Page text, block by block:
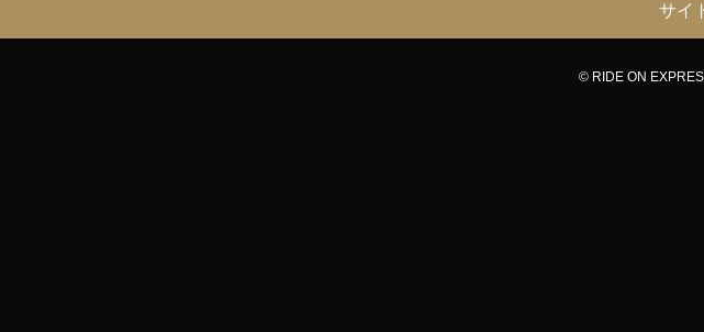
サイ
© RIDE ON